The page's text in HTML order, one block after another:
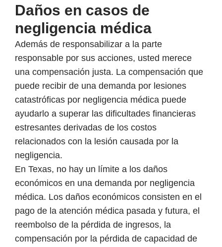
Daños en casos de
negligencia médica
Además de responsabilizar a la parte
responsable por sus acciones, usted merece
una compensación justa. La compensación que
puede recibir de una demanda por lesiones
catastróficas por negligencia médica puede
ayudarlo a superar las dificultades financieras
estresantes derivadas de los costos
relacionados con la lesión causada por la
negligencia.
En Texas, no hay un límite a los daños
económicos en una demanda por negligencia
médica. Los daños económicos consisten en el
pago de la atención médica pasada y futura, el
reembolso de la pérdida de ingresos, la
compensación por la pérdida de capacidad de